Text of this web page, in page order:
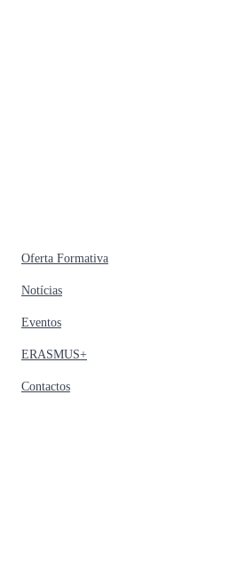
Oferta Formativa
Notícias
Eventos
ERASMUS+
Contactos